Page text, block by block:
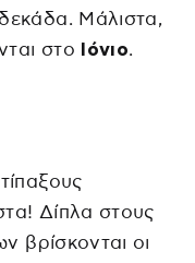
Μάλιστα,
στο
Ιόνιο.
Δίπλα στους
βρίσκονται οι